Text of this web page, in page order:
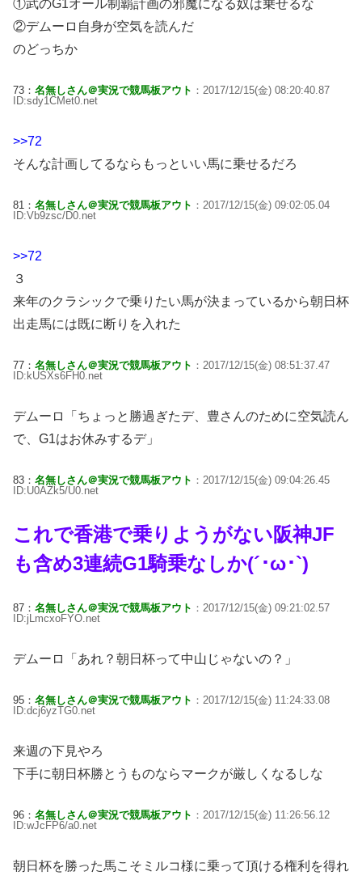
①武のG1オール制覇計画の邪魔になる奴は乗せるな
②デムーロ自身が空気を読んだ
のどっちか
73： 名無しさん＠実況で競馬板アウト ：2017/12/15(金) 08:20:40.87
ID:sdy1CMet0.net
>>72
そんな計画してるならもっといい馬に乗せるだろ
81： 名無しさん＠実況で競馬板アウト ：2017/12/15(金) 09:02:05.04
ID:Vb9zsc/D0.net
>>72
３
来年のクラシックで乗りたい馬が決まっているから朝日杯
出走馬には既に断りを入れた
77： 名無しさん＠実況で競馬板アウト ：2017/12/15(金) 08:51:37.47
ID:kUSXs6FH0.net
デムーロ「ちょっと勝過ぎたデ、豊さんのために空気読ん
で、G1はお休みするデ」
83： 名無しさん＠実況で競馬板アウト ：2017/12/15(金) 09:04:26.45
ID:U0AZk5/U0.net
これで香港で乗りようがない阪神JF
も含め3連続G1騎乗なしか(´･ω･`)
87： 名無しさん＠実況で競馬板アウト ：2017/12/15(金) 09:21:02.57
ID:jLmcxoFYO.net
デムーロ「あれ？朝日杯って中山じゃないの？」
95： 名無しさん＠実況で競馬板アウト ：2017/12/15(金) 11:24:33.08
ID:dcj6yzTG0.net
来週の下見やろ
下手に朝日杯勝とうものならマークが厳しくなるしな
96： 名無しさん＠実況で競馬板アウト ：2017/12/15(金) 11:26:56.12
ID:wJcFP6/a0.net
朝日杯を勝った馬こそミルコ様に乗って頂ける権利を得れ